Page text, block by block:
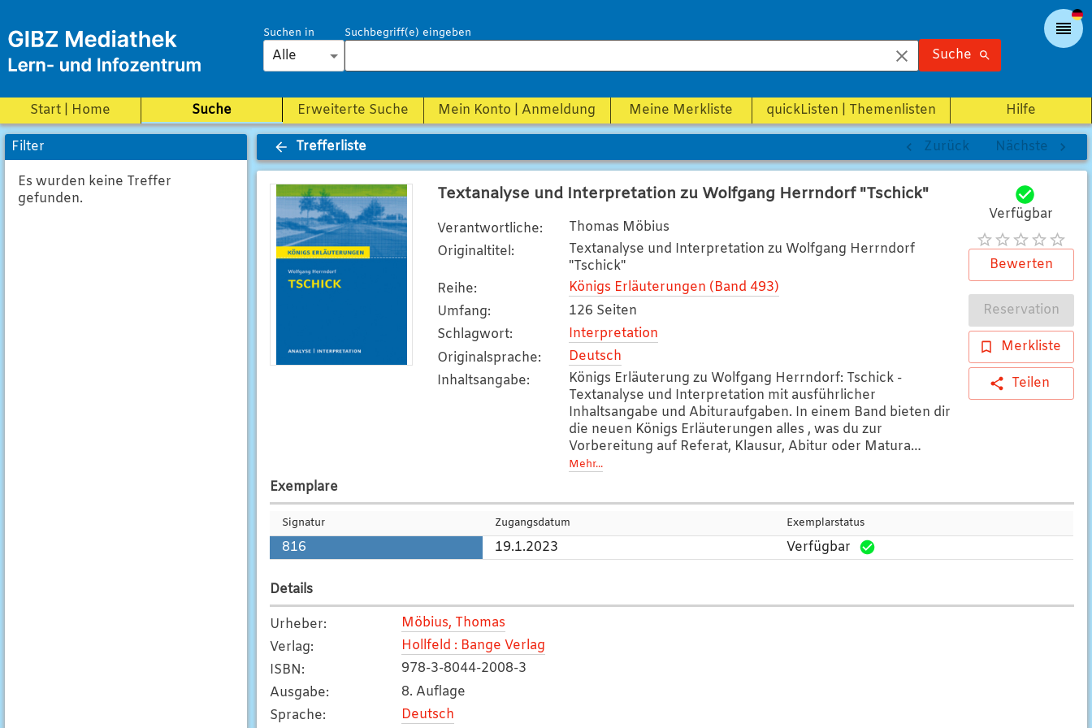
Suchen in
Alle
Suchbegriff(e) eingeben
Suche
Start | Home Suche Erweiterte Suche Mein Konto | Anmeldung Meine Merkliste quickListen | Themenlisten Hilfe
Filter
Es wurden keine Treffer
gefunden.
Trefferliste Zurück Nächste
Textanalyse und Interpretation zu Wolfgang Herrndorf "Tschick"
Verantwortliche:
Thomas Möbius
Originaltitel:
Textanalyse und Interpretation zu Wolfgang Herrndorf
"Tschick"
Reihe:
Königs Erläuterungen (Band 493)
Umfang:
126 Seiten
Schlagwort:
Interpretation
Originalsprache:
Deutsch
Inhaltsangabe:
Königs Erläuterung zu Wolfgang Herrndorf: Tschick -
Textanalyse und Interpretation mit ausführlicher
Inhaltsangabe und Abituraufgaben. In einem Band bieten dir
die neuen Königs Erläuterungen alles , was du zur
Vorbereitung auf Referat, Klausur, Abitur oder Matura
benötigst. (Quelle:www.buchhaus.ch)
Mehr...
Verfügbar
Bewerten
Reservation
Merkliste
Teilen
Exemplare
Signatur Zugangsdatum Exemplarstatus
816 19.1.2023 Verfügbar
Details
Urheber:
Möbius, Thomas
Verlag:
Hollfeld : Bange Verlag
ISBN:
978-3-8044-2008-3
Ausgabe:
8. Auflage
Sprache: Deutsch